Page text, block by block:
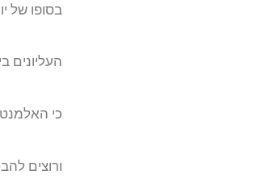
בסופו של
העליונים
כי
ורוצים